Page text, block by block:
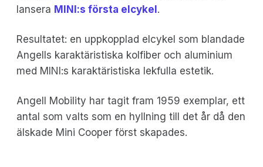
lansera MINI:s första elcykel.
Resultatet: en uppkopplad elcykel som blandade
Angells karaktäristiska kolfiber och aluminium
med MINI:s karaktäristiska lekfulla estetik.
Angell Mobility har tagit fram 1959 exemplar, ett
antal som valts som en hyllning till det år då den
älskade Mini Cooper först skapades.